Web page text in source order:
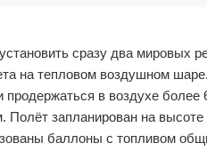
сразу два мировых
на тепловом воздушном
в воздухе более
Полёт запланирован на
баллоны с топливом